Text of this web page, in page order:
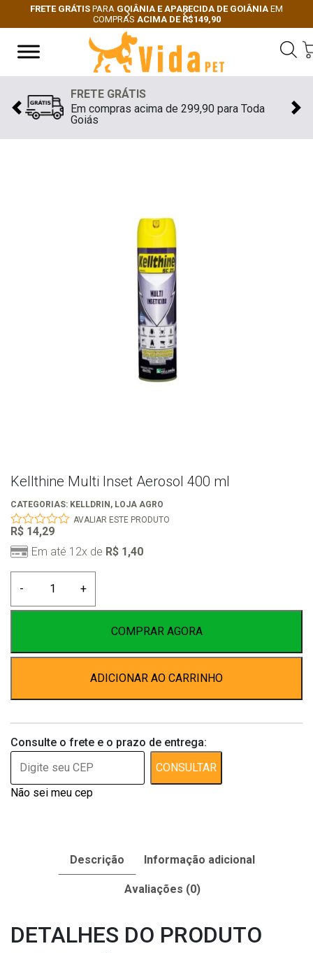
FRETE GRÁTIS PARA GOIÂNIA E APARECIDA DE GOIÂNIA EM
COMPRAS ACIMA DE R$149,90
Previous
Next
FRETE GRÁTIS
Em compras acima de 299,90 para Toda
Goiás
Previous
Kellthine Multi Inset Aerosol 400 ml
CATEGORIAS: KELLDRIN , LOJA AGRO
0
out
of
AVALIAR ESTE PRODUTO
R$ 14,29
Em até 12x de R$ 1,40
-
Multi
Inset
ml
+
COMPRAR AGORA
ADICIONAR AO CARRINHO
Consulte o frete e o prazo de entrega:
CONSULTAR
Não sei meu cep
Descrição Informação adicional
Avaliações (0)
DETALHES DO PRODUTO